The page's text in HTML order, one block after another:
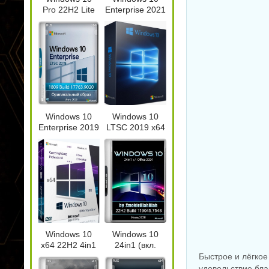
Скриншоты экрана
TechSmith Snagit 26.3.1
build 11825 by
elchupacabra
Видеозапись с
монитора TechSmith
Camtasia 2026.1.4 Build
18353 by elchupacabra
PDF редактор
Wondershare
PDFelement Pro
12.1.28.4370
Редактирование
документов PDFgear
2.1.18
Быстрое и
Pro 22H2 Lite
Build
19045.7548 by
Enterprise 2021
LTSC x64 Full
version Июль
Windows 10
Enterprise 2019
LTSC Full Июль
2026
Windows 10
LTSC 2019 x64
WPI by AG
Windows 10
x64 22H2 4in1
Июль 2026 by
OVGorskiy
Windows 10
24in1 (вкл.
LTSC) +/- Office
2024 by